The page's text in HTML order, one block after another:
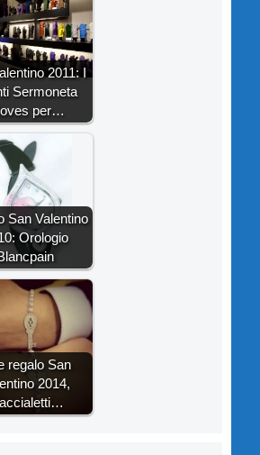
2011: I
Sermoneta
per…
San Valentino
Orologio
regalo San
2014,